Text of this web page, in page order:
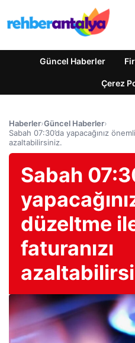
Güncel Haberler
Çerez
Haberler›Güncel Haberler›
Sabah 07:30’da yapacağınız
azaltabilirsiniz.
Sabah
düzeltme
faturanızı